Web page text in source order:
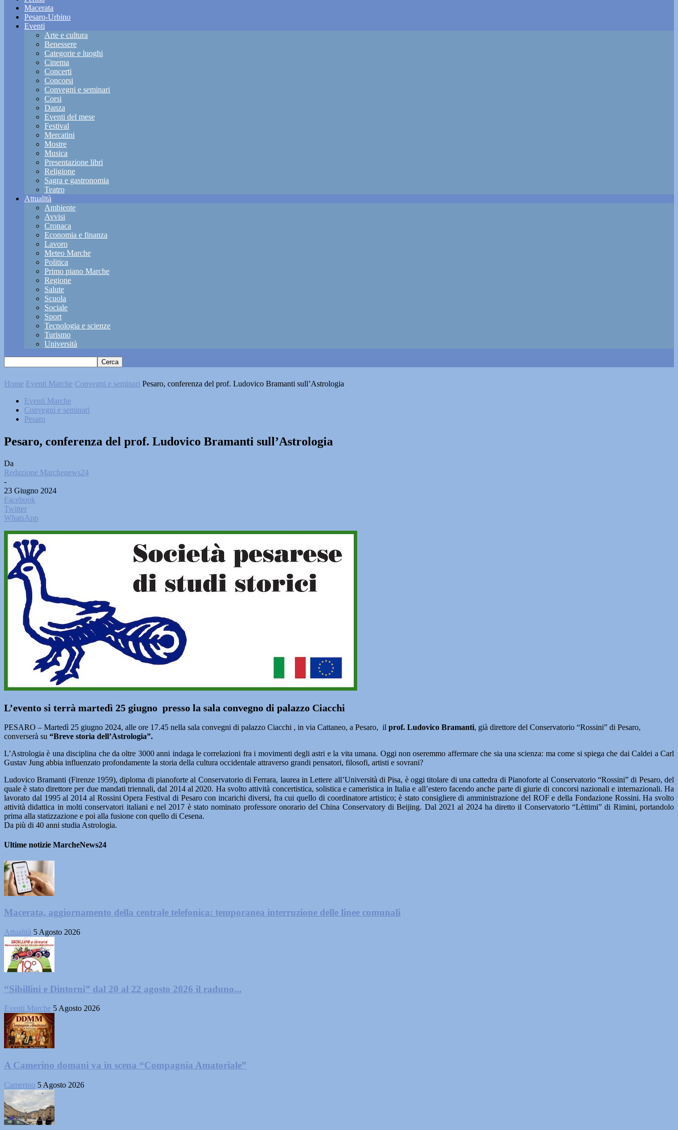
Macerata
Pesaro-Urbino
Eventi
Arte e cultura
Benessere
Categorie e luoghi
Cinema
Concerti
Concorsi
Convegni e seminari
Corsi
Danza
Eventi del mese
Festival
Mercatini
Mostre
Musica
Presentazione libri
Religione
Sagra e gastronomia
Teatro
Attualità
Ambiente
Avvisi
Cronaca
Economia e finanza
Lavoro
Meteo Marche
Politica
Primo piano Marche
Regione
Salute
Scuola
Sociale
Sport
Tecnologia e scienze
Turismo
Università
Home Eventi Marche Convegni e seminari Pesaro, conferenza del prof. Ludovico Bramanti sull’Astrologia
Eventi Marche
Convegni e seminari
Pesaro
Pesaro, conferenza del prof. Ludovico Bramanti sull’Astrologia
Da
Redazione Marchenews24
-
23 Giugno 2024
Facebook
Twitter
WhatsApp
L’evento si terrà martedì 25 giugno presso la sala convegno di palazzo Ciacchi
PESARO – Martedì 25 giugno 2024, alle ore 17.45 nella sala convegni di palazzo Ciacchi , in via Cattaneo, a Pesaro, il prof. Ludovico Bramanti, già direttore del Conservatorio “Rossini” di Pesaro,
converserà su “Breve storia dell’Astrologia”.
L’Astrologia è una disciplina che da oltre 3000 anni indaga le correlazioni fra i movimenti degli astri e la vita umana. Oggi non oseremmo affermare che sia una scienza: ma come si spiega che dai Caldei a Carl
Gustav Jung abbia influenzato profondamente la storia della cultura occidentale attraverso grandi pensatori, filosofi, artisti e sovrani?
Ludovico Bramanti (Firenze 1959), diploma di pianoforte al Conservatorio di Ferrara, laurea in Lettere all’Università di Pisa, è oggi titolare di una cattedra di Pianoforte al Conservatorio “Rossini” di Pesaro, del
quale è stato direttore per due mandati triennali, dal 2014 al 2020. Ha svolto attività concertistica, solistica e cameristica in Italia e all’estero facendo anche parte di giurie di concorsi nazionali e internazionali. Ha
lavorato dal 1995 al 2014 al Rossini Opera Festival di Pesaro con incarichi diversi, fra cui quello di coordinatore artistico; è stato consigliere di amministrazione del ROF e della Fondazione Rossini. Ha svolto
attività didattica in molti conservatori italiani e nel 2017 è stato nominato professore onorario del China Conservatory di Beijing. Dal 2021 al 2024 ha diretto il Conservatorio “Lèttimi” di Rimini, portandolo
prima alla statizzazione e poi alla fusione con quello di Cesena.
Da più di 40 anni studia Astrologia.
Ultime notizie MarcheNews24
Macerata, aggiornamento della centrale telefonica: temporanea interruzione delle linee comunali
Attualità 5 Agosto 2026
“Sibillini e Dintorni” dal 20 al 22 agosto 2026 il raduno...
Eventi Marche 5 Agosto 2026
A Camerino domani va in scena “Compagnia Amatoriale”
Camerino 5 Agosto 2026